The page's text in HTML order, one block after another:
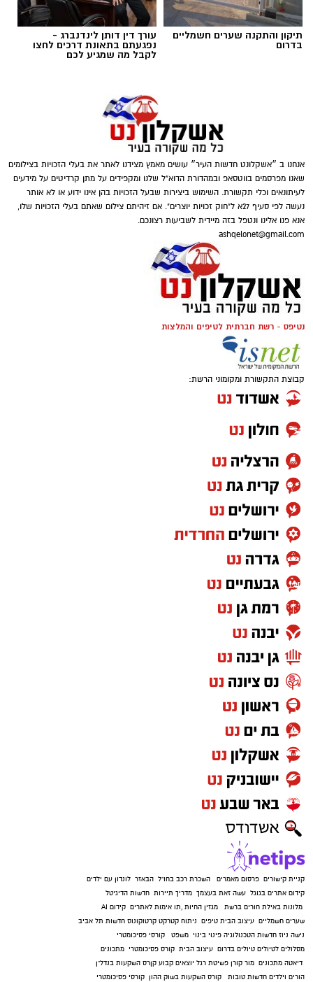
והדוברת של פרופסור חזי לוי.
להורדת האפליקציה לחצו כאן
תיקון והתקנה שערים חשמליים
בדרום
עורך דין דותן לינדנברג -
נפגעתם בתאונת דרכים לחצו
לקבל מה שמגיע לכם
אנחנו ב ״אשקלונט חדשות העיר״ עושים מאמץ מצידנו לאתר את בעלי הזכויות בצילומים
שאנו מפרסמים בווטסאפ ובמהדורת הדוא"ל שלנו ומקפידים על מתן קרדיטים על מידעים
לעיתונאים וכלי תקשורת. השימוש ביצירות שבעל הזכויות בהן אינו ידוע או לא אותר
נעשה לפי סעיף 27א ל"חוק זכויות יוצרים". אם זיהיתם צילום שאתם בעלי הזכויות שלו,
אנא פנו אלינו ונטפל בזה מיידית לשביעות רצונכם.
ashqelonet@gmail.com
נטיפס - רשת חברתית לטיפים והמלצות
קבוצת התקשורת ומקומוני הרשת:
קניית קישורים פרסום מאמרים השכרת רכב בחו"ל הבאזר לונדון עם ילדים
קידום אתרים בגוגל עשה זאת בעצמך מדריך תיירות חדשות הדיגיטל
מלונות באילת חורים ברשת מגזין החיות ,תו אימות לאתרים קידום AI
שערים חשמליים עיצוב הבית טיפים ניתוח קטרקט קרטוקונוס חדשות תל אביב
נישה ניוז חדשות הטכנולוגיה פינוי בינוי משפט
קורסי פסיכומטרי
מסלולים לטיולים טיולים בדרום עיצוב הבית קורס פסיכומטרי מתכונים
דיאטה מתכונים מור קורן פשיטת רגל יוצאים קבוע קןרס השקעות בנדל"ן
הורים וילדים חדשות טובות קורס השקעות בשוק ההון קורסי פסיכומטרי